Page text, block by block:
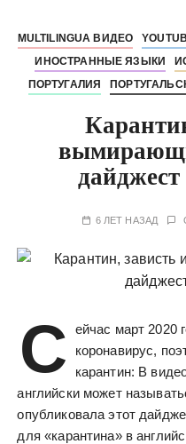
MULTILINGUA ВИДЕО
ИНОСТРАННЫЕ ЯЗЫКИ
ПОРТУГАЛИЯ
дайджест
6 ЛЕТ НАЗАД
С
ейчас март 2020
коронавирус,
карантин: В
английски может
опубликовала этот
для «карантина» в